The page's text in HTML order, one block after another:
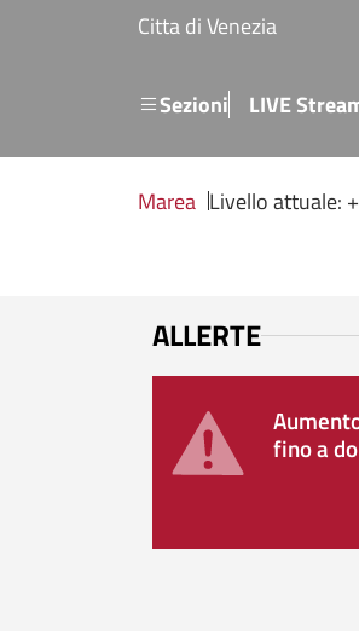
Salta al contenuto principale
Citta di Venezia
SezioniMenu
LIVE
Marea Livello attuale:
ALLERTE
fino a